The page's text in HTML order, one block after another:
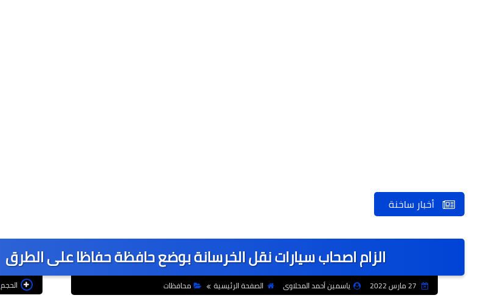
أخبار ساخنة
الزام اصحاب سيارات نقل الخرسانة بوضع حافظة حفاظا على الطرق
ياسمين أحمد المحلاوى الصفحة الرئيسية محافظات الحجم